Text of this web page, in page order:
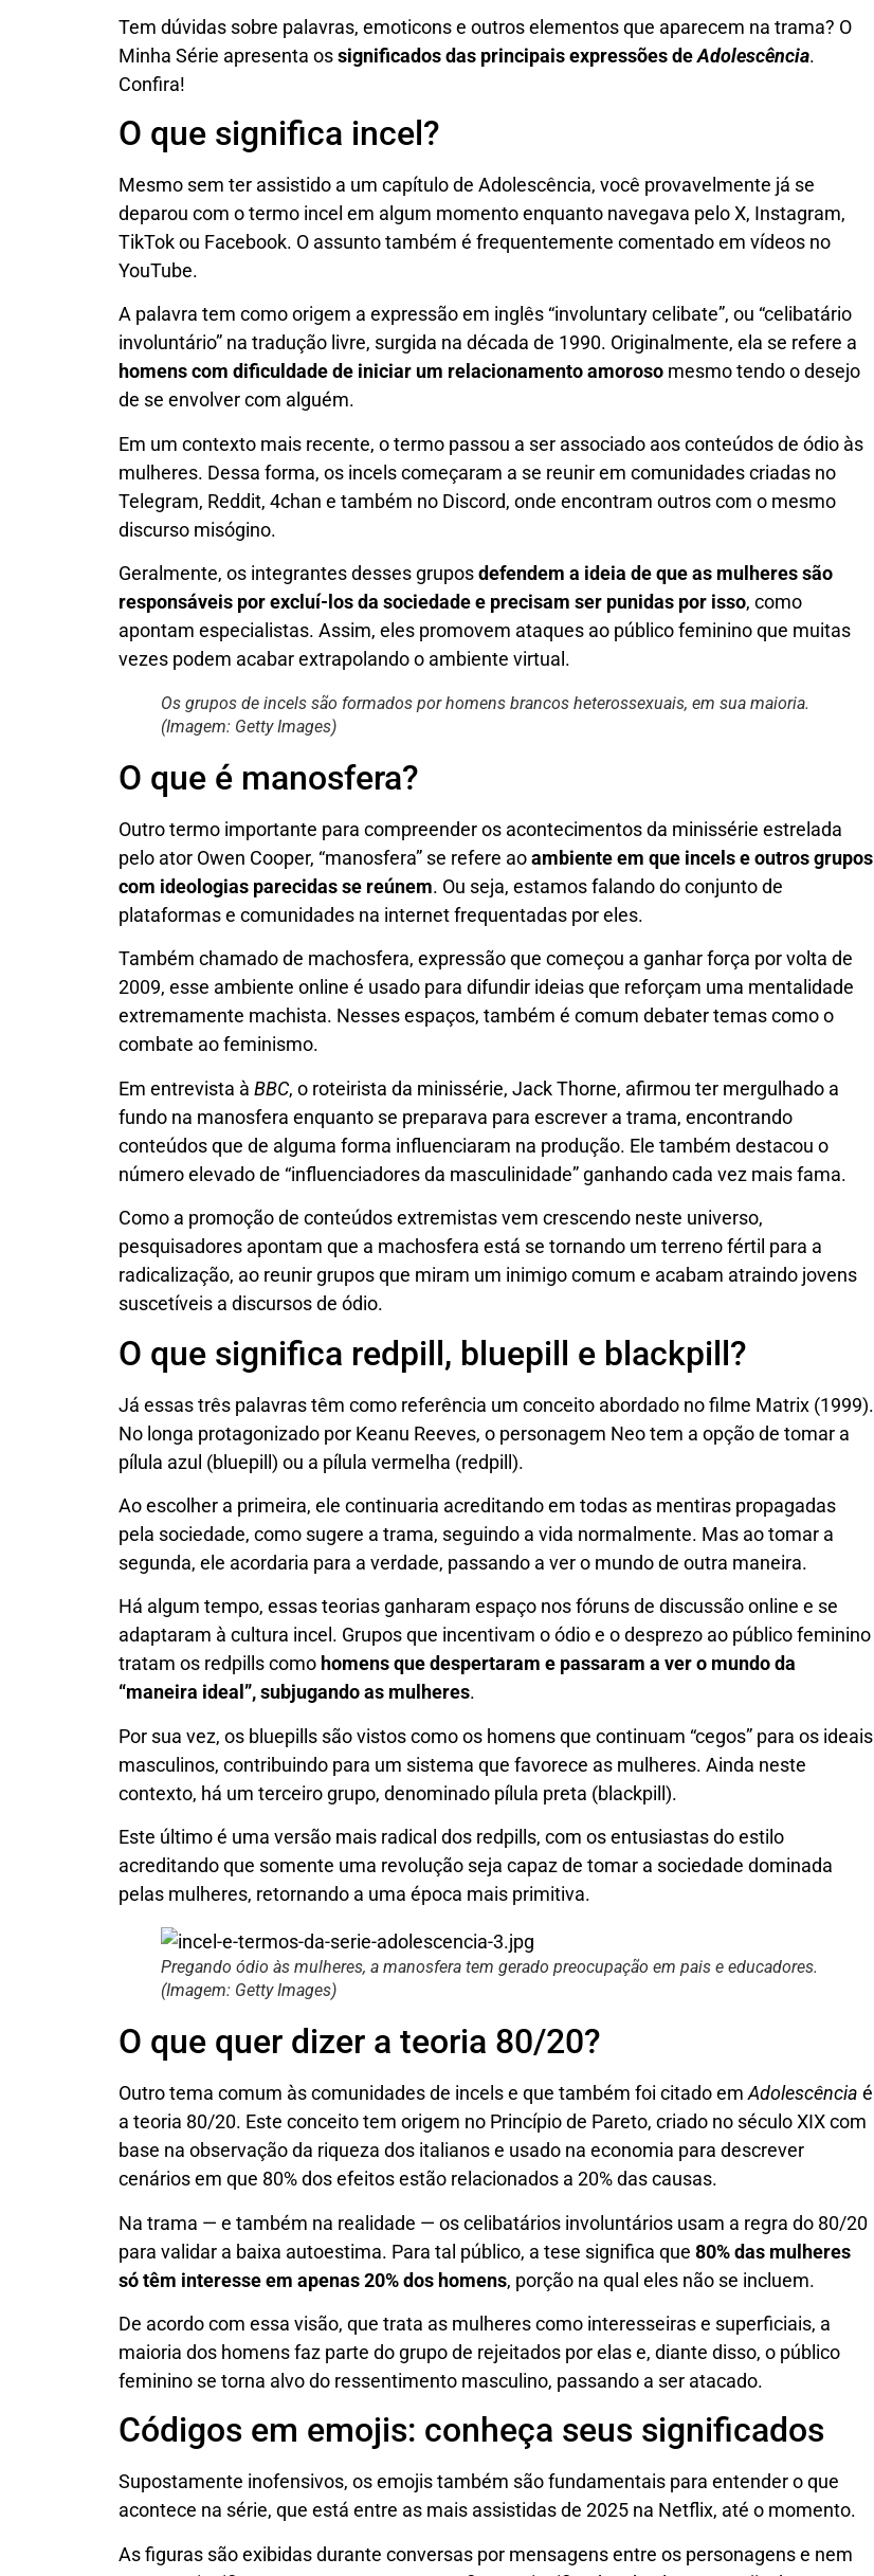
Tem dúvidas sobre palavras, emoticons e outros elementos que aparecem na trama? O
Minha Série apresenta ossignificados das principais expressões deAdolescência.
Confira!
O que significa incel?
Mesmo sem ter assistido a um capítulo de Adolescência, você provavelmente já se
deparou com o termo incel em algum momento enquanto navegava pelo X, Instagram,
TikTok ou Facebook. O assunto também é frequentemente comentado em vídeos no
YouTube.
A palavra tem como origem a expressão em inglês “involuntary celibate”, ou “celibatário
involuntário” na tradução livre, surgida na década de 1990. Originalmente, ela se refere a
homens com dificuldade de iniciar um relacionamento amoroso mesmo tendo o desejo
de se envolver com alguém.
Em um contexto mais recente, o termo passou a ser associado aos conteúdos de ódio às
mulheres. Dessa forma, os incels começaram a se reunir em comunidades criadas no
Telegram, Reddit, 4chan e também no Discord, onde encontram outros com o mesmo
discurso misógino.
Geralmente, os integrantes desses gruposdefendem a ideia de que as mulheres são
responsáveis por excluí-los da sociedade e precisam ser punidas por isso, como
apontam especialistas. Assim, eles promovem ataques ao público feminino que muitas
vezes podem acabar extrapolando o ambiente virtual.
Os grupos de incels são formados por homens brancos heterossexuais, em sua maioria.
(Imagem: Getty Images)
O que é manosfera?
Outro termo importante para compreender os acontecimentos da minissérie estrelada
pelo ator Owen Cooper, “manosfera” se refere aoambiente em que incels e outros grupos
com ideologias parecidas se reúnem. Ou seja, estamos falando do conjunto de
plataformas e comunidades na internet frequentadas por eles.
Também chamado de machosfera, expressão que começou a ganhar força por volta de
2009, esse ambiente online é usado para difundir ideias que reforçam uma mentalidade
extremamente machista. Nesses espaços, também é comum debater temas como o
combate ao feminismo.
Em entrevista à BBC, o roteirista da minissérie, Jack Thorne, afirmou ter mergulhado a
fundo na manosfera enquanto se preparava para escrever a trama, encontrando
conteúdos que de alguma forma influenciaram na produção. Ele também destacou o
número elevado de “influenciadores da masculinidade” ganhando cada vez mais fama.
Como a promoção de conteúdos extremistas vem crescendo neste universo,
pesquisadores apontam que a machosfera está se tornando um terreno fértil para a
radicalização, ao reunir grupos que miram um inimigo comum e acabam atraindo jovens
suscetíveis a discursos de ódio.
O que significa redpill, bluepill e blackpill?
Já essas três palavras têm como referência um conceito abordado no filme Matrix (1999).
No longa protagonizado por Keanu Reeves, o personagem Neo tem a opção de tomar a
pílula azul (bluepill) ou a pílula vermelha (redpill).
Ao escolher a primeira, ele continuaria acreditando em todas as mentiras propagadas
pela sociedade, como sugere a trama, seguindo a vida normalmente. Mas ao tomar a
segunda, ele acordaria para a verdade, passando a ver o mundo de outra maneira.
Há algum tempo, essas teorias ganharam espaço nos fóruns de discussão online e se
adaptaram à cultura incel. Grupos que incentivam o ódio e o desprezo ao público feminino
tratam os redpills como homens que despertaram e passaram a ver o mundo da
“maneira ideal”, subjugando as mulheres.
Por sua vez, os bluepills são vistos como os homens que continuam “cegos” para os ideais
masculinos, contribuindo para um sistema que favorece as mulheres. Ainda neste
contexto, há um terceiro grupo, denominado pílula preta (blackpill).
Este último é uma versão mais radical dos redpills, com os entusiastas do estilo
acreditando que somente uma revolução seja capaz de tomar a sociedade dominada
pelas mulheres, retornando a uma época mais primitiva.
Pregando ódio às mulheres, a manosfera tem gerado preocupação em pais e educadores.
(Imagem: Getty Images)
O que quer dizer a teoria 80/20?
Outro tema comum às comunidades de incels e que também foi citado emAdolescência é
a teoria 80/20. Este conceito tem origem no Princípio de Pareto, criado no século XIX com
base na observação da riqueza dos italianos e usado na economia para descrever
cenários em que 80% dos efeitos estão relacionados a 20% das causas.
Na trama — e também na realidade — os celibatários involuntários usam a regra do 80/20
para validar a baixa autoestima. Para tal público, a tese significa que 80% das mulheres
só têm interesse em apenas 20% dos homens, porção na qual eles não se incluem.
De acordo com essa visão, que trata as mulheres como interesseiras e superficiais, a
maioria dos homens faz parte do grupo de rejeitados por elas e, diante disso, o público
feminino se torna alvo do ressentimento masculino, passando a ser atacado.
Códigos em emojis: conheça seus significados
Supostamente inofensivos, os emojis também são fundamentais para entender o que
acontece na série, que está entre as mais assistidas de 2025 na Netflix, até o momento.
As figuras são exibidas durante conversas por mensagens entre os personagens e nem